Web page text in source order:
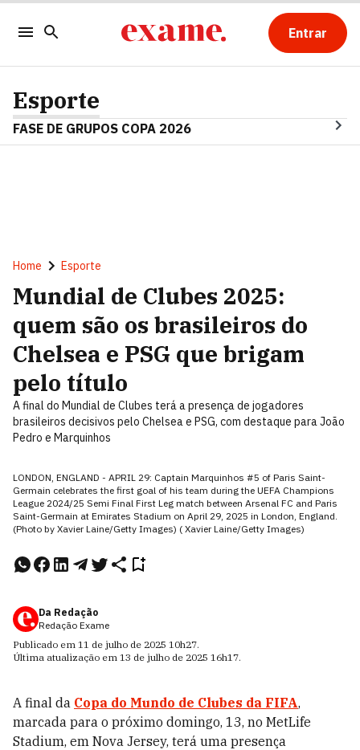
Entrar
Esporte
FASE DE GRUPOS COPA 2026
Home Esporte
Mundial de Clubes 2025:
quem são os brasileiros do
Chelsea e PSG que brigam
pelo título
A final do Mundial de Clubes terá a presença de jogadores
brasileiros decisivos pelo Chelsea e PSG, com destaque para João
Pedro e Marquinhos
LONDON, ENGLAND - APRIL 29: Captain Marquinhos #5 of Paris Saint-
Germain celebrates the first goal of his team during the UEFA Champions
League 2024/25 Semi Final First Leg match between Arsenal FC and Paris
Saint-Germain at Emirates Stadium on April 29, 2025 in London, England.
(Photo by Xavier Laine/Getty Images) ( Xavier Laine/Getty Images)
Da Redação
Redação Exame
Publicado em 11 de julho de 2025 10h27.
Última atualização em 13 de julho de 2025 16h17.
A final da Copa do Mundo de Clubes da FIFA,
marcada para o próximo domingo, 13, no MetLife
Stadium, em Nova Jersey, terá uma presença